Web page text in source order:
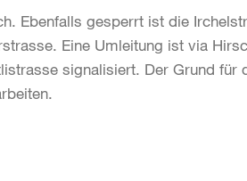
Ebenfalls gesperrt ist die
Eine Umleitung ist via
signalisiert. Der Grund für